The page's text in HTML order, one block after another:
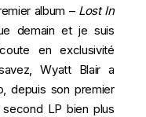
album – Lost In
demain et je suis
en exclusivité
Wyatt Blair a
depuis son premier
second LP bien plus